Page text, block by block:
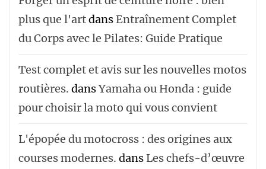
plus que l'artdansEntraînement Complet
du Corps avec le Pilates: Guide Pratique
Test complet et avis sur les nouvelles motos
routières. dansYamaha ou Honda : guide
pour choisir la moto qui vous convient
L'épopée du motocross : des origines aux
courses modernes. dans Les chefs-d’œuvre